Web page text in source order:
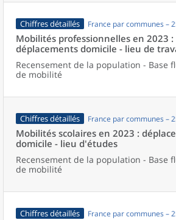
Chiffres détaillés France par communes –
Mobilités professionnelles en 2023 :
déplacements domicile - lieu de
Recensement de la population - Base
de mobilité
Chiffres détaillés France par communes –
Mobilités scolaires en 2023 :
domicile - lieu d'études
Recensement de la population - Base
de mobilité
Chiffres détaillés France par communes –